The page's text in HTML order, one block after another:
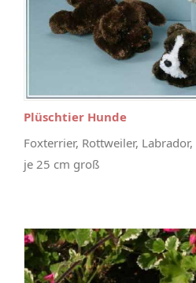
Plüschtier Hunde
Foxterrier, Rottweiler,
je 25 cm groß